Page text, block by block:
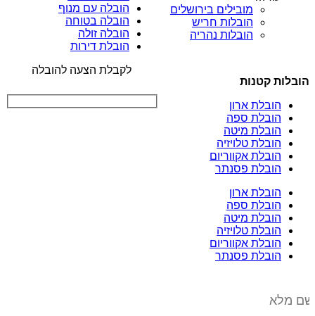
מובילים בירושלים
הובלות חריש
הובלות נהריה
הובלה עם מנוף
הובלה בטוחה
הובלה זולה
הובלת דירות
הובלות קטנות
הובלת ארון
הובלת ספה
הובלת מיטה
הובלת טלויזיה
הובלת אקווריום
הובלת פסנתר
הובלת ארון
הובלת ספה
הובלת מיטה
הובלת טלויזיה
הובלת אקווריום
הובלת פסנתר
לקבלת הצעה להובלה